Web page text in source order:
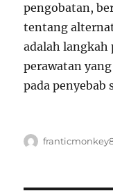
pengobatan,
tentang
adalah langkah
perawatan
pada
Author